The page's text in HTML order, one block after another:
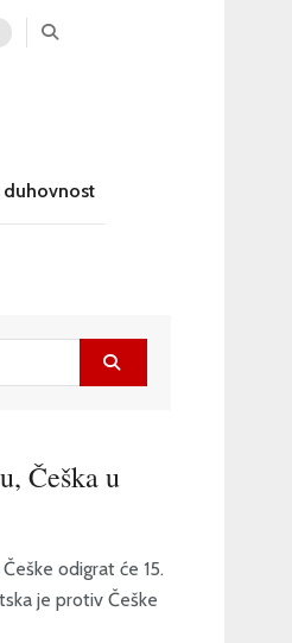
duhovnost
Češka u
odigrat će 15.
je protiv Češke